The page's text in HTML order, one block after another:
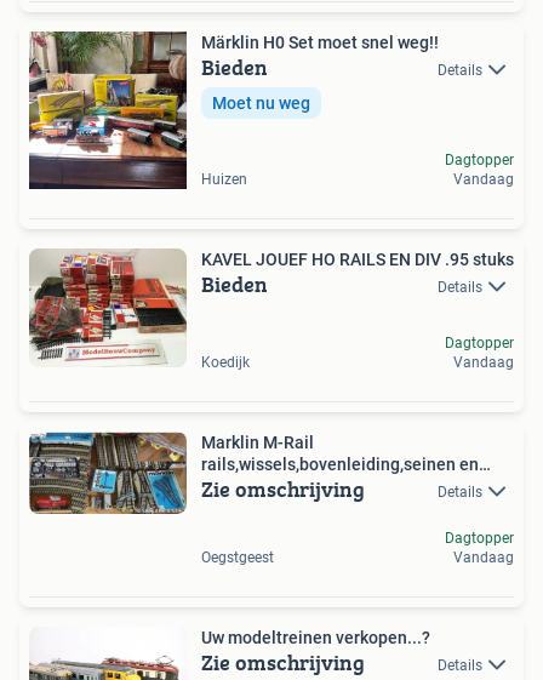
Märklin H0 Set moet snel weg!!
Bieden Details
Moet nu weg
Huizen
Dagtopper
Vandaag
KAVEL JOUEF HO RAILS EN DIV .95 stuks
Bieden Details
Koedijk
Dagtopper
Vandaag
Marklin M-Rail
rails,wissels,bovenleiding,seinen en
Alles-M
Zie omschrijving Details
Oegstgeest
Dagtopper
Vandaag
Uw modeltreinen verkopen...?
Zie omschrijving Details